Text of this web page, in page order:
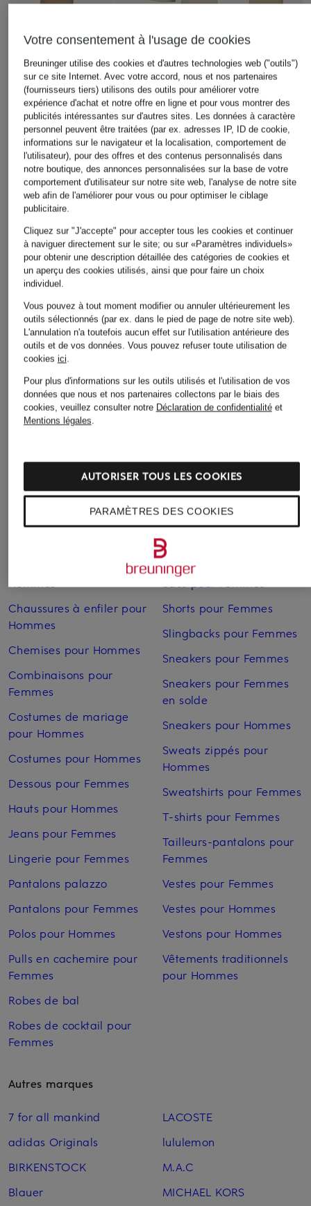
BOSS
Blazer JIA
449 €
+remise promotionnelle
windsor.
blazer
375,99 €
Meilleur prix:319,59 €
Initialement:470 €
WEEKEND Max
Blazer LAMINE
399 €
Autres catégories
Bikinis pour Femmes
Blazers pour Femmes
Blouses pour Femmes
Cardigans et gilets pour
Chaussures pour Femmes
Chaussures pour Femmes
Chaussures à enfiler pour
Hommes
Chemises pour Hommes
Combinaisons pour
Femmes
Costumes de mariage
pour Hommes
Costumes pour Hommes
Dessous pour Femmes
Hauts pour Hommes
Jeans pour Femmes
Lingerie pour Femmes
Pantalons palazzo
Pantalons pour Femmes
Polos pour Hommes
Pulls en cachemire pour
Femmes
Robes de bal
Robes de cocktail pour
Femmes
Robes de mariage civil
Robes de mariage pour
Femmes
Robes pour Femmes
Robes pour Femmes
Robes pour Femmes en
solde
Sacs pour Femmes
Sacs pour Femmes
Shorts pour Femmes
Slingbacks pour Femmes
Sneakers pour Femmes
Sneakers pour Femmes
en solde
Sneakers pour Hommes
Sweats zippés pour
Hommes
Sweatshirts pour Femmes
T-shirts pour Femmes
Tailleurs-pantalons pour
Femmes
Vestes pour Femmes
Vestes pour Hommes
Vestons pour Hommes
Vêtements traditionnels
pour Hommes
Autres marques
7 for all mankind
adidas Originals
BIRKENSTOCK
Blauer
LACOSTE
lululemon
M.A.C
MICHAEL KORS
Votre consentement à l'usage de cookies
Breuninger utilise des cookies et d'autres technologies web ("outils")
sur ce site Internet. Avec votre accord, nous et nos partenaires
(fournisseurs tiers) utilisons des outils pour améliorer votre
expérience d'achat et notre offre en ligne et pour vous montrer des
publicités intéressantes sur d'autres sites. Les données à caractère
personnel peuvent être traitées (par ex. adresses IP, ID de cookie,
informations sur le navigateur et la localisation, comportement de
l'utilisateur), pour des offres et des contenus personnalisés dans
notre boutique, des annonces personnalisées sur la base de votre
comportement d'utilisateur sur notre site web, l'analyse de notre site
web afin de l'améliorer pour vous ou pour optimiser le ciblage
publicitaire.
Cliquez sur "J'accepte" pour accepter tous les cookies et continuer
à naviguer directement sur le site; ou sur «Paramètres individuels»
pour obtenir une description détaillée des catégories de cookies et
un aperçu des cookies utilisés, ainsi que pour faire un choix
individuel.
Vous pouvez à tout moment modifier ou annuler ultérieurement les
outils sélectionnés (par ex. dans le pied de page de notre site web).
L'annulation n'a toutefois aucun effet sur l'utilisation antérieure des
outils et de vos données. Vous pouvez refuser toute utilisation de
cookies ici.
Pour plus d'informations sur les outils utilisés et l'utilisation de vos
données que nous et nos partenaires collectons par le biais des
cookies, veuillez consulter notre Déclaration de confidentialitéet
Mentions légales.
PARAMÈTRES DES COOKIES
AUTORISER TOUS LES COOKIES